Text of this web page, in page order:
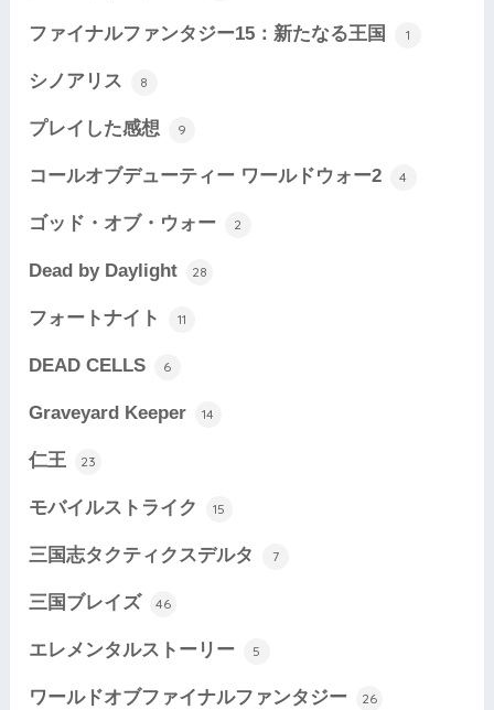
ファイナルファンタジー15：新たなる王国 1
シノアリス 8
プレイした感想 9
コールオブデューティー ワールドウォー2 4
ゴッド・オブ・ウォー 2
Dead by Daylight 28
フォートナイト 11
DEAD CELLS 6
Graveyard Keeper 14
仁王 23
モバイルストライク 15
三国志タクティクスデルタ 7
三国ブレイズ 46
エレメンタルストーリー 5
ワールドオブファイナルファンタジー 26